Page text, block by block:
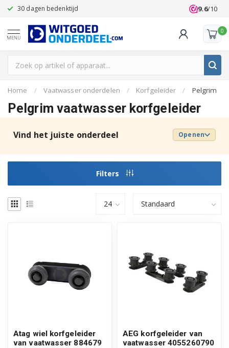
30 dagen bedenktijd Klanten
9.6/10
MENU
0
Home / Vaatwasser onderdelen / Korfgeleider / Pelgrim
Pelgrim vaatwasser korfgeleider
Vind het juiste onderdeel Openen
Filters
Atag wiel korfgeleider
van vaatwasser 884679
AEG korfgeleider van
vaatwasser 4055260790